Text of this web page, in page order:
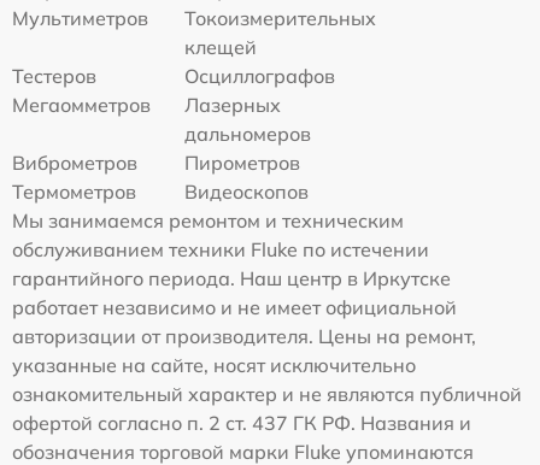
Мультиметров
Токоизмерительных
клещей
Тестеров
Осциллографов
Мегаомметров
Лазерных
дальномеров
Виброметров
Пирометров
Термометров
Видеоскопов
Мы занимаемся ремонтом и техническим
обслуживанием техники Fluke по истечении
гарантийного периода. Наш центр в Иркутске
работает независимо и не имеет официальной
авторизации от производителя. Цены на ремонт,
указанные на сайте, носят исключительно
ознакомительный характер и не являются публичной
офертой согласно п. 2 ст. 437 ГК РФ. Названия и
обозначения торговой марки Fluke упоминаются